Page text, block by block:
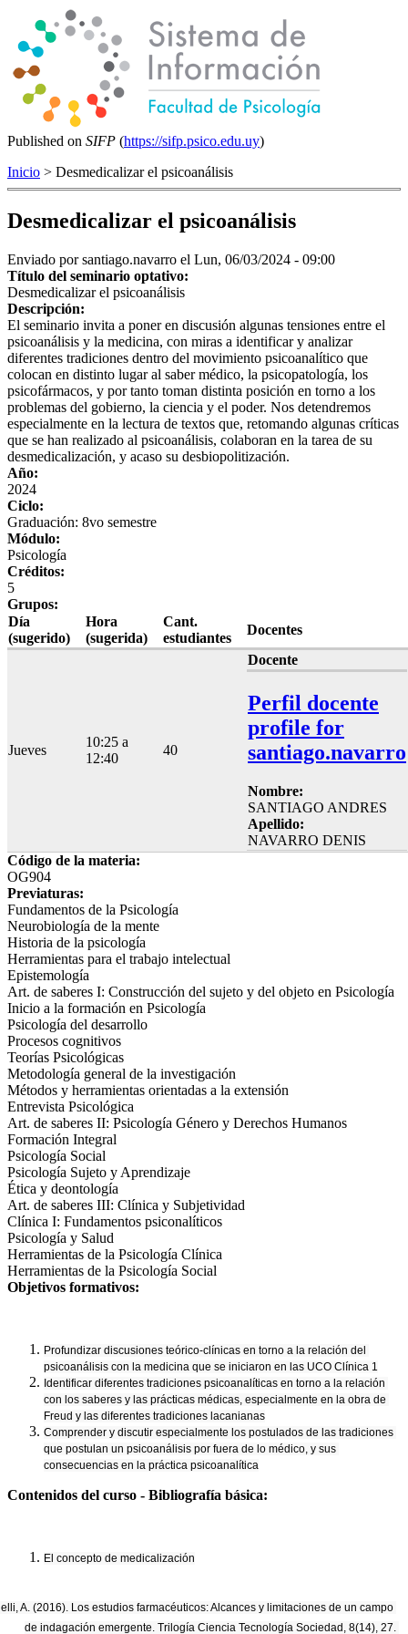
Published on SIFP (https://sifp.psico.edu.uy)
Inicio > Desmedicalizar el psicoanálisis
Desmedicalizar el psicoanálisis
Enviado porsantiago.navarro el Lun, 06/03/2024 - 09:00
Título del seminario optativo:
Desmedicalizar el psicoanálisis
Descripción:
El seminario invita a poner en discusión algunas tensiones entre el
psicoanálisis y la medicina, con miras a identificar y analizar
diferentes tradiciones dentro del movimiento psicoanalítico que
colocan en distinto lugar al saber médico, la psicopatología, los
psicofármacos, y por tanto toman distinta posición en torno a los
problemas del gobierno, la ciencia y el poder. Nos detendremos
especialmente en la lectura de textos que, retomando algunas críticas
que se han realizado al psicoanálisis, colaboran en la tarea de su
desmedicalización, y acaso su desbiopolitización.
Año:
2024
Ciclo:
Graduación: 8vo semestre
Módulo:
Psicología
Créditos:
5
Grupos:
Día
(sugerido)
Hora
(sugerida)
Cant.
estudiantes
Docentes
Jueves
10:25 a
12:40
40
Docente
Perfil docente
profile for
santiago.navarro
Nombre:
SANTIAGO ANDRES
Apellido:
NAVARRO DENIS
Código de la materia:
OG904
Previaturas:
Fundamentos de la Psicología
Neurobiología de la mente
Historia de la psicología
Herramientas para el trabajo intelectual
Epistemología
Art. de saberes I: Construcción del sujeto y del objeto en Psicología
Inicio a la formación en Psicología
Psicología del desarrollo
Procesos cognitivos
Teorías Psicológicas
Metodología general de la investigación
Métodos y herramientas orientadas a la extensión
Entrevista Psicológica
Art. de saberes II: Psicología Género y Derechos Humanos
Formación Integral
Psicología Social
Psicología Sujeto y Aprendizaje
Ética y deontología
Art. de saberes III: Clínica y Subjetividad
Clínica I: Fundamentos psiconalíticos
Psicología y Salud
Herramientas de la Psicología Clínica
Herramientas de la Psicología Social
Objetivos formativos:
Profundizar discusiones teórico-clínicas en torno a la relación del
psicoanálisis con la medicina que se iniciaron en las UCO Clínica 1
Identificar diferentes tradiciones psicoanalíticas en torno a la relación
con los saberes y las prácticas médicas, especialmente en la obra de
Freud y las diferentes tradiciones lacanianas
Comprender y discutir especialmente los postulados de las tradiciones
que postulan un psicoanálisis por fuera de lo médico, y sus
consecuencias en la práctica psicoanalítica
Contenidos del curso - Bibliografía básica:
El concepto de medicalización
A. (2016). Los estudios farmacéuticos: Alcances y limitaciones de un campo
de indagación emergente. Trilogía Ciencia Tecnología Sociedad, 8(14), 27.